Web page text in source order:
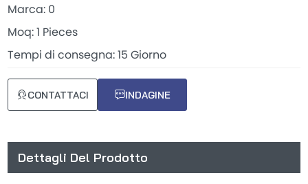
Marca: 0
Moq: 1 Pieces
Tempi di consegna: 15 Giorno
CONTATTACI INDAGINE
Dettagli Del Prodotto